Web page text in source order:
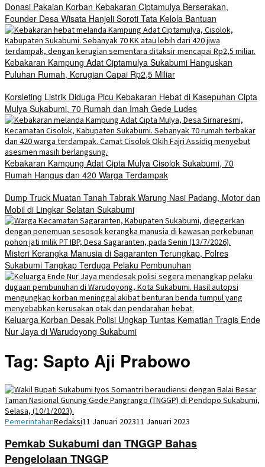
Donasi Pakaian Korban Kebakaran Ciptamulya Berserakan,
Founder Desa Wisata Hanjeli Soroti Tata Kelola Bantuan
Kebakaran Kampung Adat Ciptamulya Sukabumi Hanguskan
Puluhan Rumah, Kerugian Capai Rp2,5 Miliar
Korsleting Listrik Diduga Picu Kebakaran Hebat di Kasepuhan Cipta
Mulya Sukabumi, 70 Rumah dan Imah Gede Ludes
Kebakaran Kampung Adat Cipta Mulya Cisolok Sukabumi, 70
Rumah Hangus dan 420 Warga Terdampak
Dump Truck Muatan Tanah Tabrak Warung Nasi Padang, Motor dan
Mobil di Lingkar Selatan Sukabumi
Misteri Kerangka Manusia di Sagaranten Terungkap, Polres
Sukabumi Tangkap Terduga Pelaku Pembunuhan
Keluarga Korban Desak Polisi Ungkap Tuntas Kematian Tragis Ende
Nur Jaya di Warudoyong Sukabumi
Tag: Sapto Aji Prabowo
PemerintahanRedaksi11 Januari 202311 Januari 2023
Pemkab Sukabumi dan TNGGP Bahas
Pengelolaan TNGGP